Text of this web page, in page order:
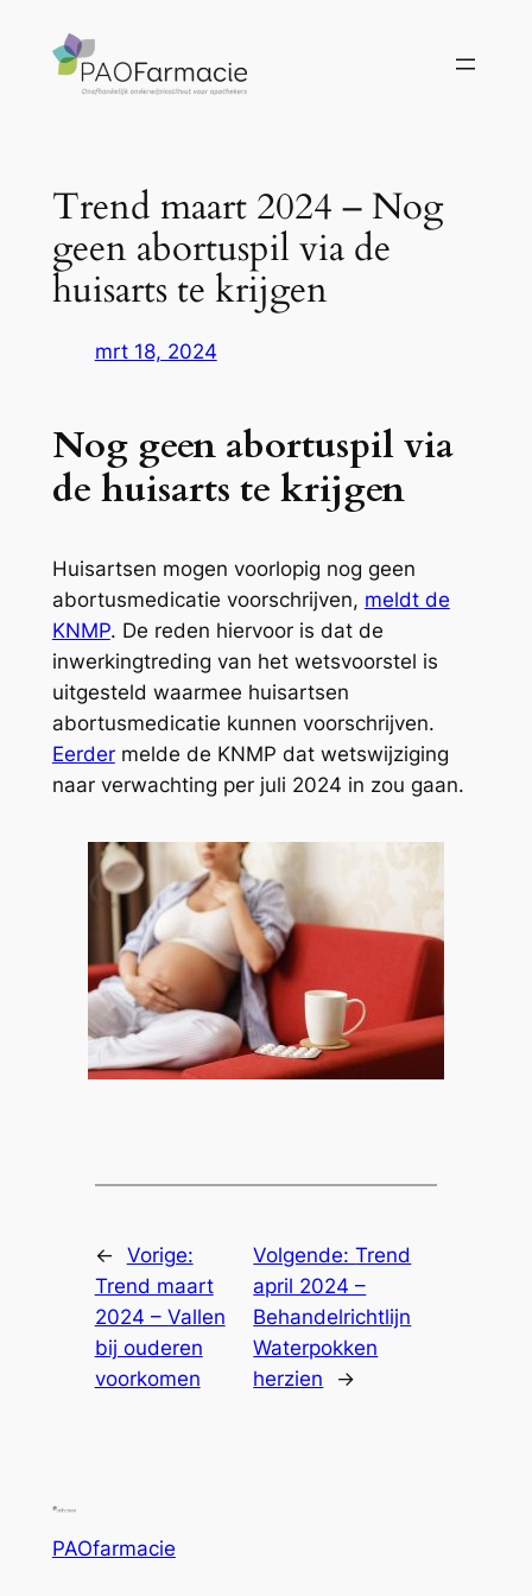
Trend maart 2024 – Nog
geen abortuspil via de
huisarts te krijgen
mrt 18, 2024
Nog geen abortuspil via
de huisarts te krijgen
Huisartsen mogen voorlopig nog geen
abortusmedicatie voorschrijven, meldt de
KNMP. De reden hiervoor is dat de
inwerkingtreding van het wetsvoorstel is
uitgesteld waarmee huisartsen
abortusmedicatie kunnen voorschrijven.
Eerdermelde de KNMP dat wetswijziging
naar verwachting per juli 2024 in zou gaan.
← Vorige:
Trend maart
2024 – Vallen
bij ouderen
voorkomen
Volgende:Trend
april 2024 –
Behandelrichtlijn
Waterpokken
herzien
→
PAOfarmacie